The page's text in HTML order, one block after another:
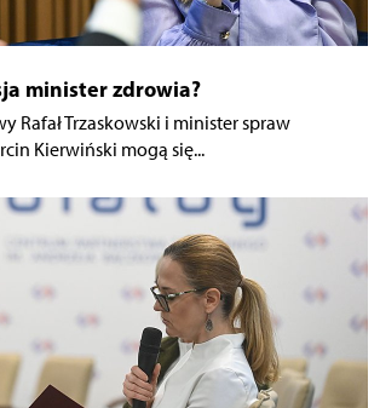
minister zdrowia?
Rafał Trzaskowski i minister spraw
Kierwiński mogą się...